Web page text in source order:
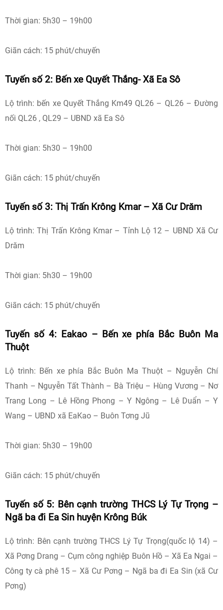
Thời gian: 5h30 – 19h00
Giãn cách: 15 phút/chuyến
Tuyến số 2: Bến xe Quyết Thắng- Xã Ea Sô
Lộ trình: bến xe Quyết Thắng Km49 QL26 – QL26 – Đường
nối QL26 , QL29 – UBND xã Ea Sô
Thời gian: 5h30 – 19h00
Giãn cách: 15 phút/chuyến
Tuyến số 3: Thị Trấn Krông Kmar – Xã Cư Drăm
Lộ trình: Thị Trấn Krông Kmar – Tỉnh Lộ 12 – UBND Xã Cư
Drăm
Thời gian: 5h30 – 19h00
Giãn cách: 15 phút/chuyến
Tuyến số 4: Eakao – Bến xe phía Bắc Buôn Ma
Thuột
Lộ trình: Bến xe phía Bắc Buôn Ma Thuột – Nguyễn Chí
Thanh – Nguyễn Tất Thành – Bà Triệu – Hùng Vương – Nơ
Trang Long – Lê Hồng Phong – Y Ngông – Lê Duẩn – Y
Wang – UBND xã EaKao – Buôn Tơng Jũ
Thời gian: 5h30 – 19h00
Giãn cách: 15 phút/chuyến
Tuyến số 5: Bên cạnh trường THCS Lý Tự Trọng –
Ngã ba đi Ea Sin huyện Krông Búk
Lộ trình: Bên cạnh trường THCS Lý Tự Trọng(quốc lộ 14) –
Xã Pơng Drang – Cụm công nghiệp Buôn Hồ – Xã Ea Ngai –
Công ty cà phê 15 – Xã Cư Pơng – Ngã ba đi Ea Sin (xã Cư
Pơng)